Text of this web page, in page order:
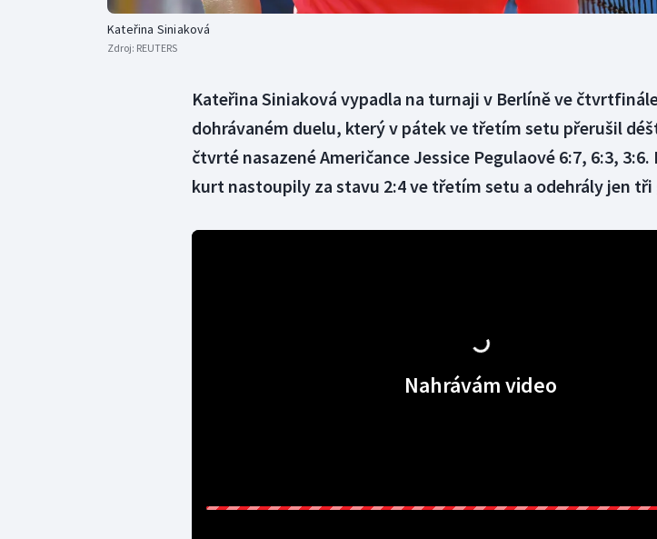
Kateřina Siniaková
Zdroj: REUTERS
Kateřina Siniaková vypadla na turnaji v Berlíně ve
dohrávaném duelu, který v pátek ve třetím setu přerušil
čtvrté nasazené Američance Jessice Pegulaové 6:7, 6:3,
kurt nastoupily za stavu 2:4 ve třetím setu a odehrály jen tři
Nahrávám video